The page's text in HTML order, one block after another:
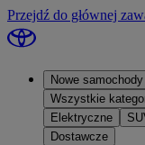
Przejdź do głównej
Nowe samochody
Wszystkie
Elektryczne
Dostawcze